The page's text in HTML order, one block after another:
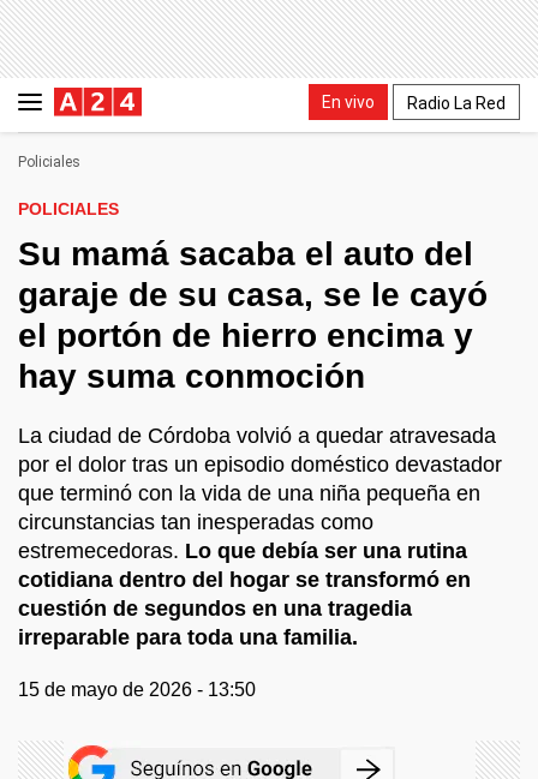
En vivo Radio La Red
Policiales
POLICIALES
Su mamá sacaba el auto del
garaje de su casa, se le cayó
el portón de hierro encima y
hay suma conmoción
La ciudad de Córdoba volvió a quedar atravesada
por el dolor tras un episodio doméstico devastador
que terminó con la vida de una niña pequeña en
circunstancias tan inesperadas como
estremecedoras. Lo que debía ser una rutina
cotidiana dentro del hogar se transformó en
cuestión de segundos en una tragedia
irreparable para toda una familia.
15 de mayo de 2026 - 13:50